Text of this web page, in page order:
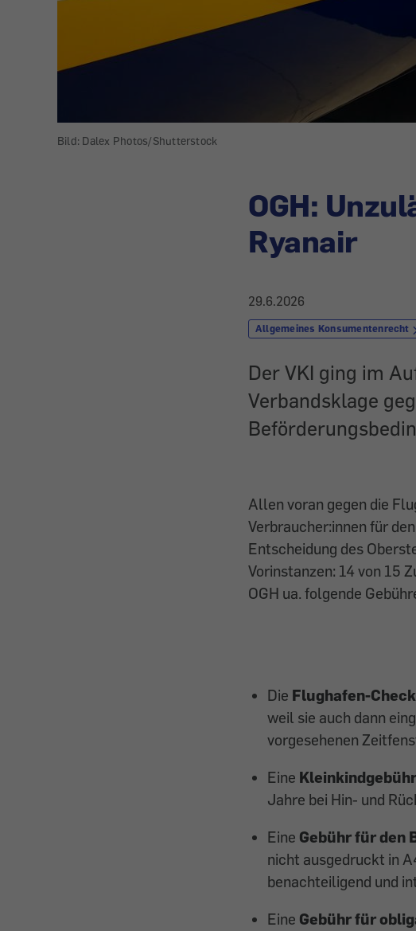
Bild: Dalex Photos/Shutterstock
OGH:
Ryanair
29.6.2026
Allgemeines Konsumentenrecht
Der VKI ging im
Verbandsklage
Allen voran gegen die
Verbraucher:innen für
Entscheidung des
Vorinstanzen: 14 von 15
OGH ua. folgende
Die Flughafen-
weil sie auch dann
vorgesehenen
Eine Kleinkindgebühr
Jahre bei Hin- und
Eine Gebühr für den
nicht ausgedruckt in
benachteiligend und
Eine Gebühr für